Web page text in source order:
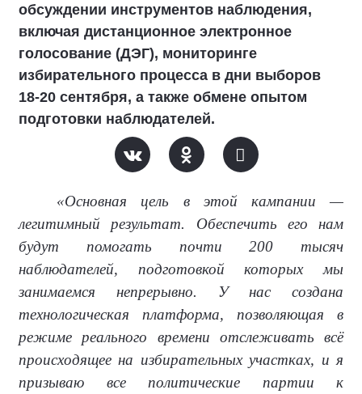
обсуждении инструментов наблюдения,
включая дистанционное электронное
голосование (ДЭГ), мониторинге
избирательного процесса в дни выборов
18-20 сентября, а также обмене опытом
подготовки наблюдателей.
«Основная цель в этой кампании —
легитимный результат. Обеспечить его нам
будут помогать почти 200 тысяч
наблюдателей, подготовкой которых мы
занимаемся непрерывно. У нас создана
технологическая платформа, позволяющая в
режиме реального времени отслеживать всё
происходящее на избирательных участках, и я
призываю все политические партии к